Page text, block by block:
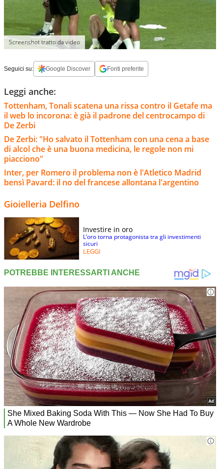
Screenshot tratto da video
Seguici su: Google Discover Fonti preferite
Leggi anche:
Tottenham, Tonali scatena una rissa contro il Getafe ma
il web lo incorona: è già il padrone del centrocampo di
De Zerbi
De Zerbi: "Ho salvato il Tottenham con una cena a base
di alcol che è una buona medicina, le regole non mi
piacciono"
Inter, per Romero il problema non è l'Atletico Madrid
bensì Pavard: il no del francese allontana l'argentino
Gioielleria Delfino
Investire in oro
L’oro torna protagonista tra gli investimenti
sicuri
LEGGI